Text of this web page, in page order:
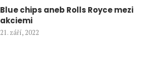
Blue chips aneb Rolls Royce mezi
akciemi
21. září, 2022